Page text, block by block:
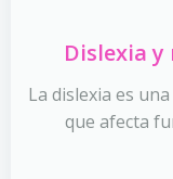
Dislexia
La dislexia es
que afecta